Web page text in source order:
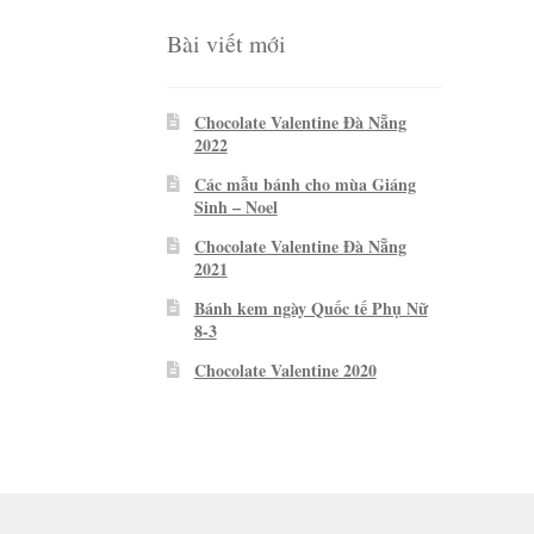
Bài viết mới
Chocolate Valentine Đà Nẵng
2022
Các mẫu bánh cho mùa Giáng
Sinh – Noel
Chocolate Valentine Đà Nẵng
2021
Bánh kem ngày Quốc tế Phụ Nữ
8-3
Chocolate Valentine 2020